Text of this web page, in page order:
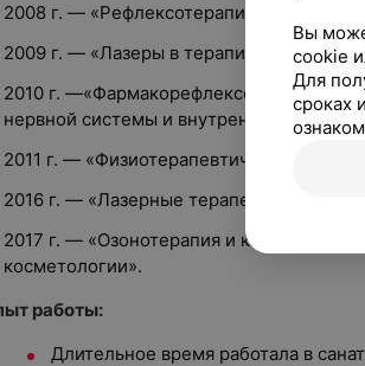
2008 г. — «Рефлексотерапия»;
2009 г. — «Лазеры в терапии» ;
2010 г. —«Фармакорефлексотерапия и
нервной системы и внутренних
2011 г. — «Физиотерапевтические
2016 г. — «Лазерные терапевтические
2017 г. — «Озонотерапия и
косметологии».
работы:
Длительное время работала в
Вы
cookie
Для
сроках